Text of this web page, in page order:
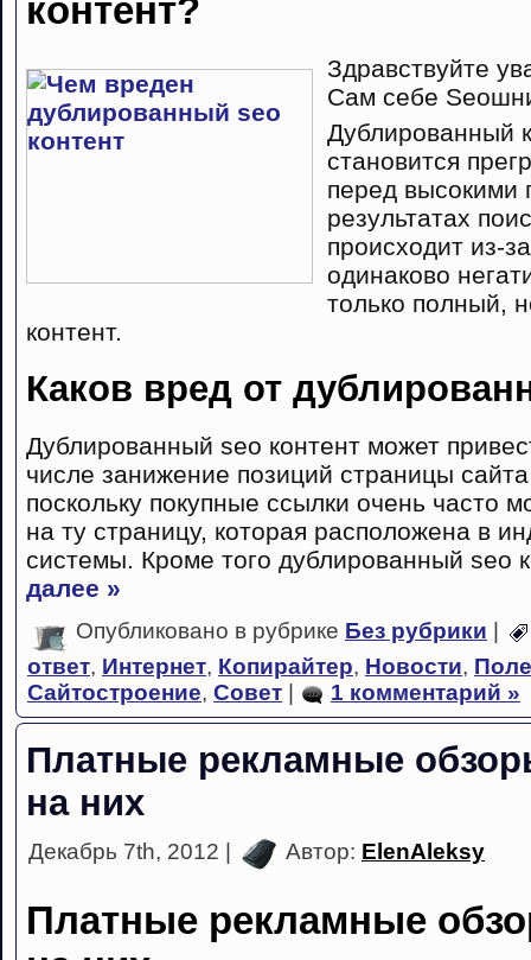
контент?
Здравствуйте
Сам себе
Дублированный
становится
перед высокими
результатах
происходит из-
одинаково
только полный,
контент.
Каков вред от
Дублированный seo контент может
числе занижение позиций страницы
поскольку покупные ссылки очень часто
на ту страницу, которая расположена в
системы. Кроме того дублированный seo
далее »
Опубликовано в рубрике Без рубрики
ответ, Интернет, Копирайтер, Новости,
Сайтостроение, Совет 1 комментарий »
Платные рекламные
на них
Декабрь 7th, 2012 | Автор: ElenAleksy
Платные рекламные